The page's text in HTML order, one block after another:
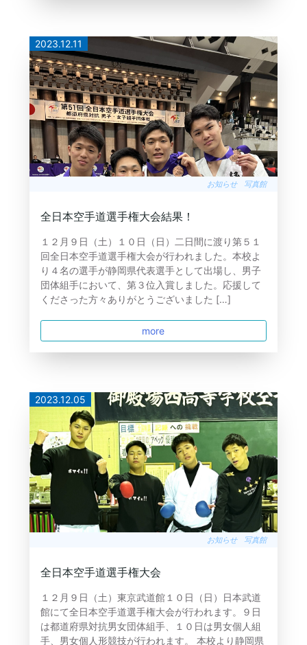
2023.12.11
お知らせ 写真館
全日本空手道選手権大会結果！
１２月９日（土）１０日（日）二日間に渡り第５１
回全日本空手道選手権大会が行われました。本校よ
り４名の選手が静岡県代表選手として出場し、男子
団体組手において、第３位入賞しました。応援して
くださった方々ありがとうございました […]
more
2023.12.05
お知らせ 写真館
全日本空手道選手権大会
１２月９日（土）東京武道館１０日（日）日本武道
館にて全日本空手道選手権大会が行われます。９日
は都道府県対抗男女団体組手、１０日は男女個人組
手、男女個人形競技が行われます。 本校より静岡県